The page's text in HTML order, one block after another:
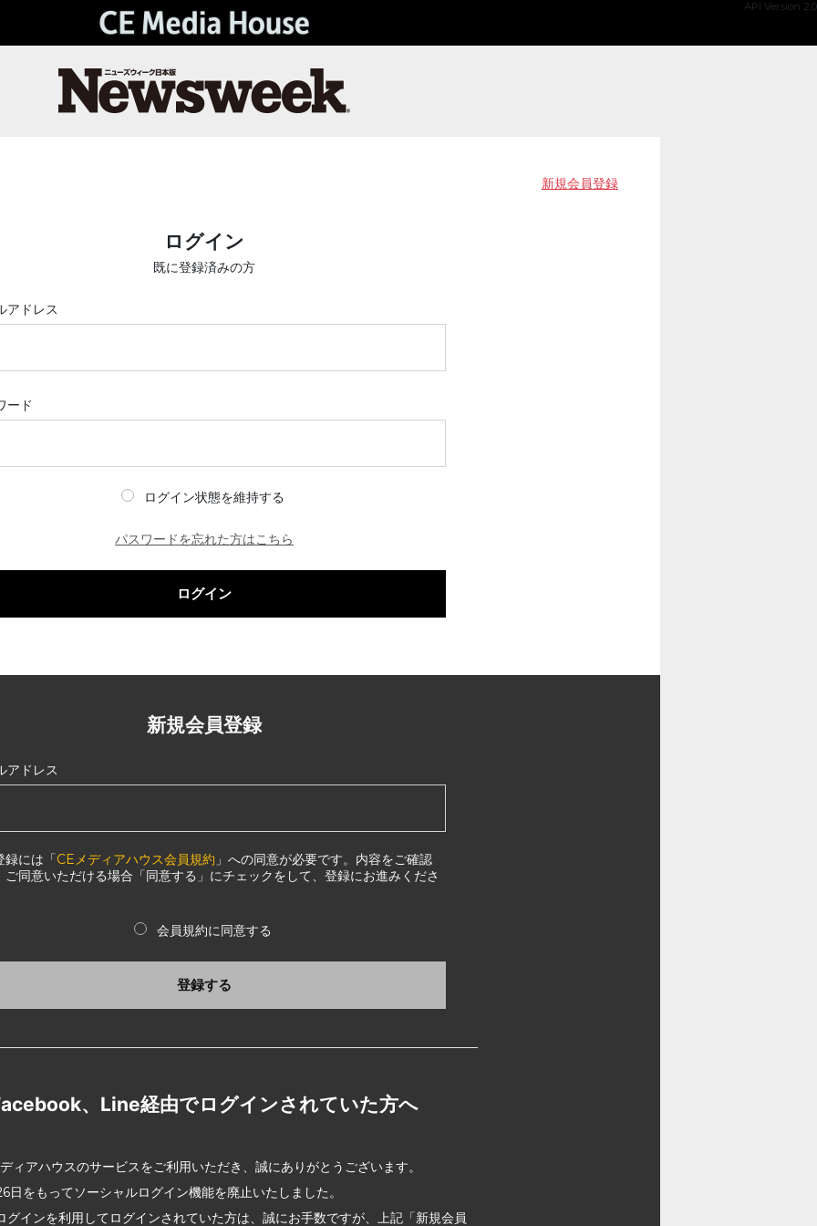
API Version 2.0
新規会員登録
ログイン
既に登録済みの方
アドレス
ード
ログイン状態を維持する
パスワードを忘れた方はこちら
ログイン
新規会員登録
アドレス
録には「CEメディアハウス会員規約 」への同意が必要です。内容をご確認
ご同意いただける場合「同意する」にチェックをして、登録にお進みくださ
会員規約に同意する
登録する
、Line経由でログインされていた方へ
ィアハウスのサービスをご利用いただき、誠にありがとうございます。
日をもってソーシャルログイン機能を廃止いたしました。
グインを利用してログインされていた方は、誠にお手数ですが、上記「新規会員